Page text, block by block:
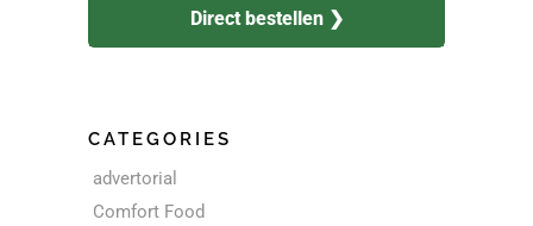
Direct bestellen ❯
CATEGORIES
advertorial
Comfort Food